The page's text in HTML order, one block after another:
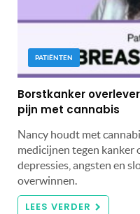
PATIËNTEN
Borstkanker
pijn met cannabis
Nancy houdt met
medicijnen tegen kanker
depressies, angsten en
overwinnen.
LEES VERDER